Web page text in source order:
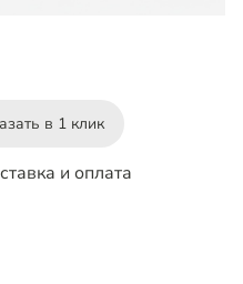
в 1 клик
и оплата